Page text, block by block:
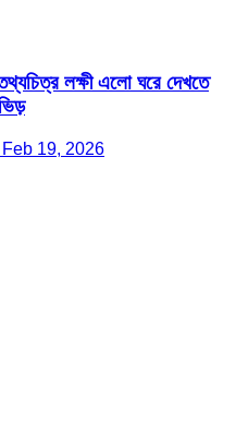
লক্ষী এলো ঘরে দেখতে
19, 2026